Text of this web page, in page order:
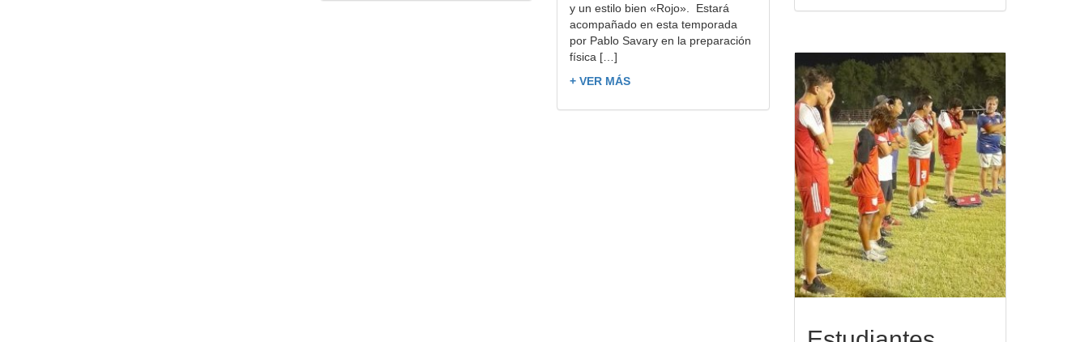
y un estilo bien «Rojo». Estará
acompañado en esta temporada
por Pablo Savary en la preparación
física […]
+ VER MÁS